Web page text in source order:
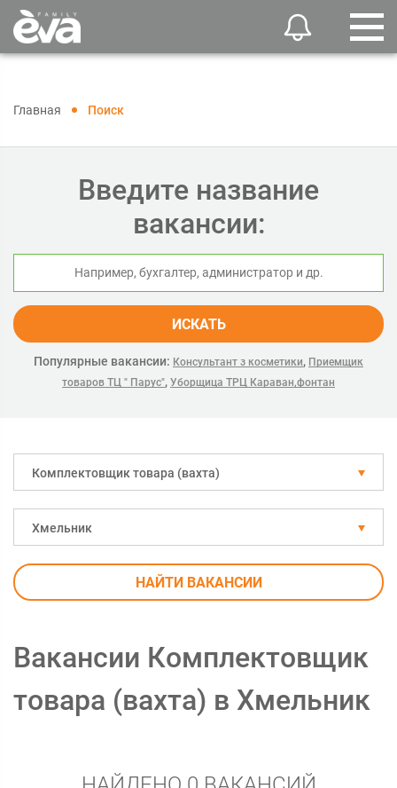
Главная Поиск
Введите название
вакансии:
ИСКАТЬ
Популярные вакансии: Консультант з косметики, Приемщик
товаров ТЦ " Парус", Уборщица ТРЦ Караван,фонтан
Комплектовщик товара (вахта)
Хмельник
НАЙТИ ВАКАНСИИ
Вакансии Комплектовщик
товара (вахта) в Хмельник